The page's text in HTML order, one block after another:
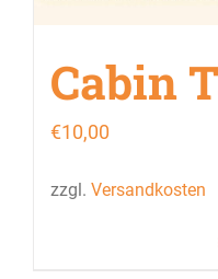
Cabin
€10,00
zzgl. Versandkosten